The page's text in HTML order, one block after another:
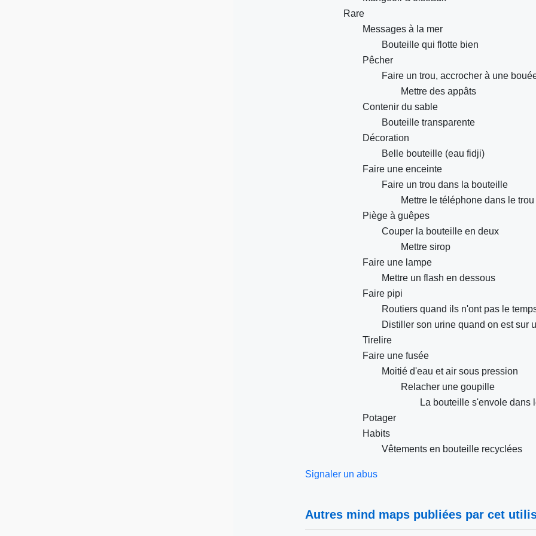
Rare
Messages à la mer
Bouteille qui flotte bien
Pêcher
Faire un trou, accrocher à une
Mettre des appâts
Contenir du sable
Bouteille transparente
Décoration
Belle bouteille (eau fidji)
Faire une enceinte
Faire un trou dans la bouteille
Mettre le téléphone dans le trou
Piège à guêpes
Couper la bouteille en deux
Mettre sirop
Faire une lampe
Mettre un flash en dessous
Faire pipi
Routiers quand ils n'ont pas le
Distiller son urine quand on est sur
Tirelire
Faire une fusée
Moitié d'eau et air sous pression
Relacher une goupille
La bouteille s'envole dans
Potager
Habits
Vêtements en bouteille recyclées
Signaler un abus
Autres mind maps publiées par cet